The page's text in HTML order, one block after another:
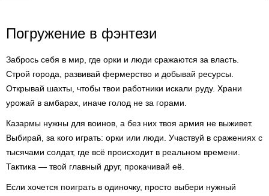
Погружение в фэнтези
Забрось себя в мир, где орки и люди сражаются за власть.
Строй города, развивай фермерство и добывай ресурсы.
Открывай шахты, чтобы твои работники искали руду. Храни
урожай в амбарах, иначе голод не за горами.
Казармы нужны для воинов, а без них твоя армия не выживет.
Выбирай, за кого играть: орки или люди. Участвуй в сражениях с
тысячами солдат, где всё происходит в реальном времени.
Тактика — твой главный друг, прокачивай её.
Если хочется поиграть в одиночку, просто выбери нужный